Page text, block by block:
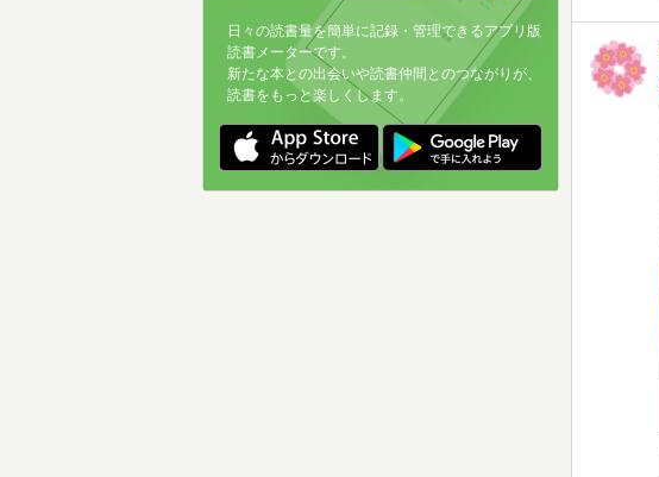
日々の読書量を簡単に記録・管理できるアプリ版
読書メーターです。
新たな本との出会いや読書仲間とのつながりが、
読書をもっと楽しくします。